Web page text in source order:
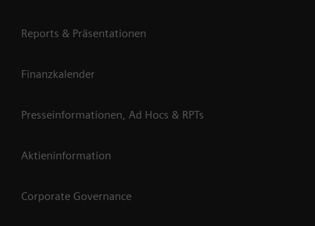
Reports & Präsentationen
Finanzkalender
Presseinformationen, Ad Hocs & RPTs
Aktieninformation
Corporate Governance